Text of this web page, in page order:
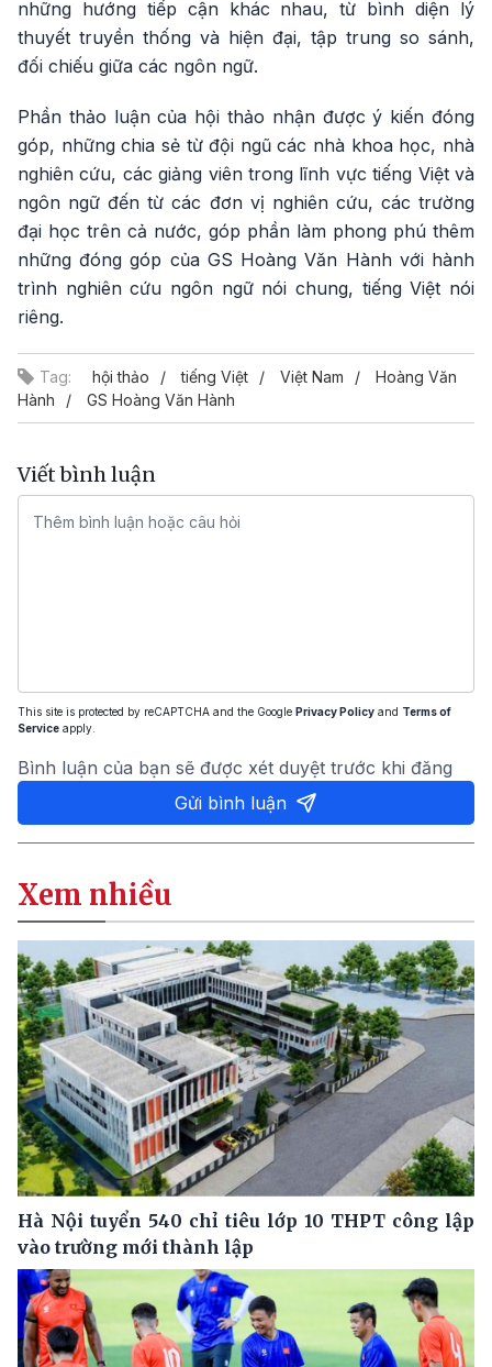
những hướng tiếp cận khác nhau, từ bình diện lý
thuyết truyền thống và hiện đại, tập trung so sánh,
đối chiếu giữa các ngôn ngữ.
Phần thảo luận của hội thảo nhận được ý kiến đóng
góp, những chia sẻ từ đội ngũ các nhà khoa học, nhà
nghiên cứu, các giảng viên trong lĩnh vực tiếng Việt và
ngôn ngữ đến từ các đơn vị nghiên cứu, các trường
đại học trên cả nước, góp phần làm phong phú thêm
những đóng góp của GS Hoàng Văn Hành với hành
trình nghiên cứu ngôn ngữ nói chung, tiếng Việt nói
riêng.
Tag: hội thảo tiếng Việt Việt Nam
Hoàng Văn
Hành
GS Hoàng Văn Hành
Viết bình luận
This site is protected by reCAPTCHA and the Google Privacy Policy and Terms of
Service apply.
Bình luận của bạn sẽ được xét duyệt trước khi đăng
Gửi bình luận
Xem nhiều
Hà Nội tuyển 540 chỉ tiêu lớp 10 THPT công lập
vào trường mới thành lập